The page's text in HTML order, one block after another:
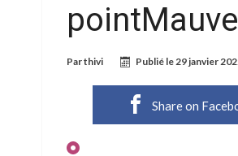
Parthivi Publié le29 janvier
Share on